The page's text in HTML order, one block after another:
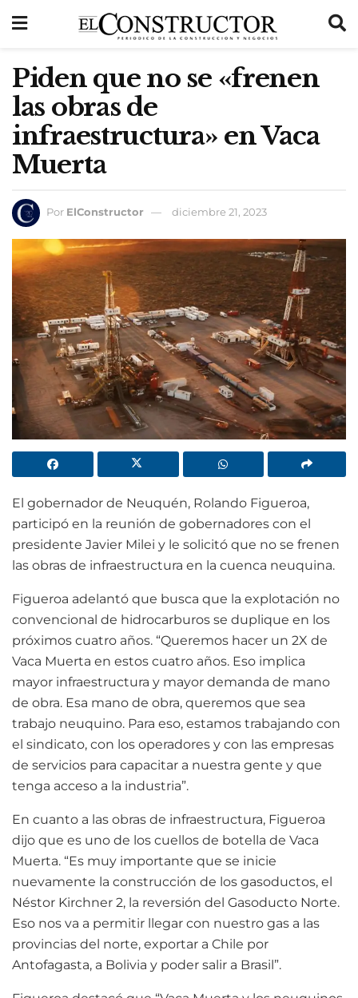
Piden que no se «frenen
las obras de
infraestructura» en Vaca
Muerta
Por ElConstructor diciembre 21, 2023
El gobernador de Neuquén, Rolando Figueroa,
participó en la reunión de gobernadores con el
presidente Javier Milei y le solicitó que no se frenen
las obras de infraestructura en la cuenca neuquina.
Figueroa adelantó que busca que la explotación no
convencional de hidrocarburos se duplique en los
próximos cuatro años. “Queremos hacer un 2X de
Vaca Muerta en estos cuatro años. Eso implica
mayor infraestructura y mayor demanda de mano
de obra. Esa mano de obra, queremos que sea
trabajo neuquino. Para eso, estamos trabajando con
el sindicato, con los operadores y con las empresas
de servicios para capacitar a nuestra gente y que
tenga acceso a la industria”.
En cuanto a las obras de infraestructura, Figueroa
dijo que es uno de los cuellos de botella de Vaca
Muerta. “Es muy importante que se inicie
nuevamente la construcción de los gasoductos, el
Néstor Kirchner 2, la reversión del Gasoducto Norte.
Eso nos va a permitir llegar con nuestro gas a las
provincias del norte, exportar a Chile por
Antofagasta, a Bolivia y poder salir a Brasil”.